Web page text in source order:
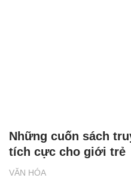
VĂN HÓA
Những cuốn sách
tích cực cho giới trẻ